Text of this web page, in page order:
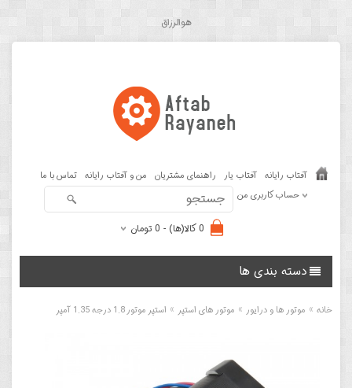
هوالرزاق
آفتاب رایانه آفتاب یار راهنمای مشتریان من و آفتاب رایانه تماس با ما
حساب کاربری من
0 کالا(ها) - 0 تومان
دسته بندی ها
خانه » موتور ها و درایور » موتور های استپر » استپر موتور 1.8 درجه 1.35 آمپر